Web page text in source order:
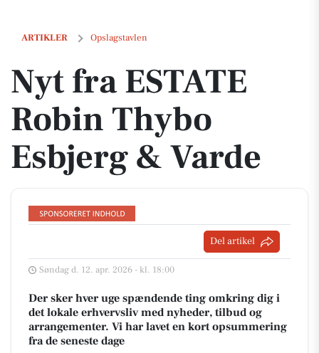
ARTIKLER Opslagstavlen
Nyt fra ESTATE Robin Thybo Esbjerg & Varde
Nyt fra ESTATE
Robin Thybo
Esbjerg & Varde
Del artikel
Søndag d. 12. apr. 2026 - kl. 18:00
Der sker hver uge spændende ting omkring dig i
det lokale erhvervsliv med nyheder, tilbud og
arrangementer. Vi har lavet en kort opsummering
fra de seneste dage